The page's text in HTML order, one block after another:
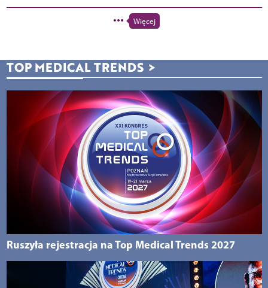
Więcej
TOP MEDICAL TRENDS >
Ruszyła rejestracja na Top Medical Trends 2027